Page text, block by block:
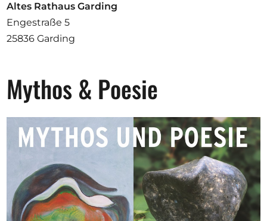
Ausschreibungen
Mitglied werden
Künstler:innen
Über uns
Spenden
Partners
Help
Kontakt
Altes Rathaus Garding
Engestraße 5
25836 Garding
Mythos & Poesie